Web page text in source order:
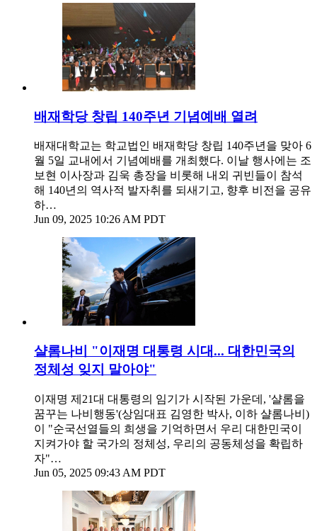
배재학당 창립 140주년 기념예배 열려
배재대학교는 학교법인 배재학당 창립 140주년을 맞아 6
월 5일 교내에서 기념예배를 개최했다. 이날 행사에는 조
보현 이사장과 김욱 총장을 비롯해 내외 귀빈들이 참석
해 140년의 역사적 발자취를 되새기고, 향후 비전을 공유
하…
Jun 09, 2025 10:26 AM PDT
샬롬나비 "이재명 대통령 시대... 대한민국의
정체성 잊지 말아야"
이재명 제21대 대통령의 임기가 시작된 가운데, '샬롬을
꿈꾸는 나비행동'(상임대표 김영한 박사, 이하 샬롬나비)
이 "순국선열들의 희생을 기억하면서 우리 대한민국이
지켜가야 할 국가의 정체성, 우리의 공동체성을 확립하
자"…
Jun 05, 2025 09:43 AM PDT